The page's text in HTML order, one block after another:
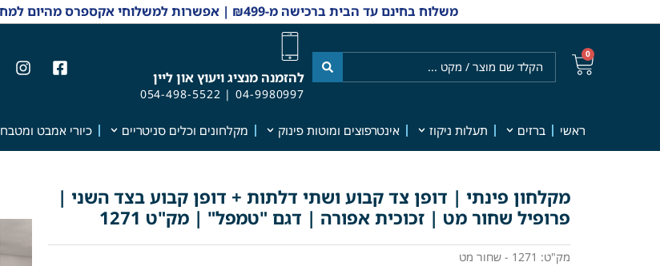
משלוח בחינם עד הבית ברכישה מ-₪499 | אפשרות למשלוחי אקספרס מהיום למחר | למענה אנושי והזמנות 04-9980997
0
להזמנה מנציג ויעוץ און ליין
04-9980997
|
054-498-5522
ראשי ברזים תעלות ניקוז אינטרפוצים ומוטות פינוק מקלחונים וכלים סניטריים כיורי אמבט ומטבח
מקלחון פינתי | דופן צד קבוע ושתי דלתות + דופן קבוע בצד השני |
פרופיל שחור מט | זכוכית אפורה | דגם "טמפל" | מק"ט 1271
מק"ט: 1271 - שחור מט